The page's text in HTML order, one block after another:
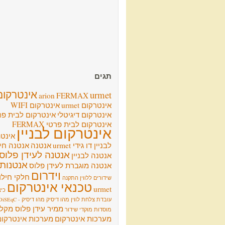
תגים
arionFERMAXurmet
אינטרקום urmet
אינטרקום WIFI
אינטרקום דיגיטלי אינטרקום לבית
אינטרקום לבית פרטי FERMAX
אינטרקום לבניין
לבניין דו גידי urmet
אנטנהאנטנה
אנטנה לבניין אנטנה לעידן
אנטנה מוגברת לעידן פלוסאנטנות
שידורים ללווין התקנה וידרום חלקי
urmet טכנאי אינטרקום
עובדת צלחת לווין מהו דיסיק מהו דיסיק - DiSEqC
מוסדות מוקדי שידור ממיר עידן פלוס
מערכות אינטרקום מערכות